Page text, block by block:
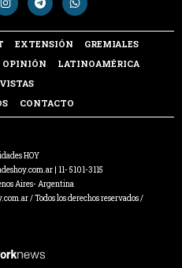
EXTENSIÓN
GREMIALES
OPINIÓN
LATINOAMÉRICA
CONTACTO
HOY
| 11- 5101-3115
Aires- Argentina
/ Todos los derechos reservados /